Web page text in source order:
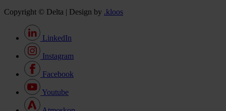
Copyright © Delta | Design by .kloos
LinkedIn
Instagram
Facebook
Youtube